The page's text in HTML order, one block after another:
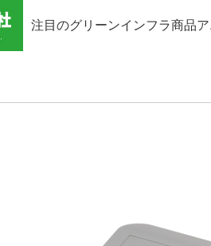
注目のグリーンインフラ商品